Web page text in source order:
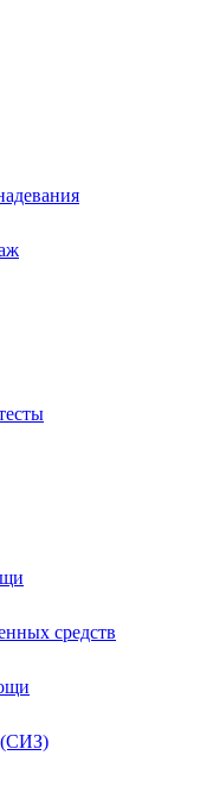
средств
(СИЗ)